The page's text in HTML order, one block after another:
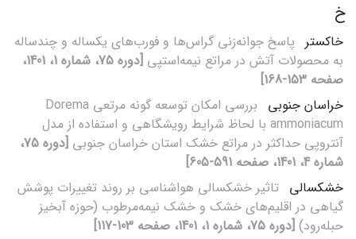
خ
خاکستر پاسخ جوانه‌زنی گراس‌ها و فورب‌های یکساله و چندساله
به محصولات آتش در مراتع نیمه‌استپی
[دوره 75، شماره 1، 1401،
صفحه 153-168]
خراسان جنوبی
بررسی امکان توسعه گونه مرتعی Dorema
ammoniacum با لحاظ شرایط رویشگاهی و استفاده از مدل
آنتروپی حداکثر در مراتع خشک استان خراسان جنوبی
[دوره 75،
شماره 4، 1401، صفحه 591-605]
خشکسالی تاثیر خشکسالی هواشناسی بر روند تغییرات پوشش
گیاهی در اقلیم‌های خشک و خشک نیمه‌مرطوب (حوزه آبخیز
حبله‌رود) [دوره 75، شماره 1، 1401، صفحه 103-117]